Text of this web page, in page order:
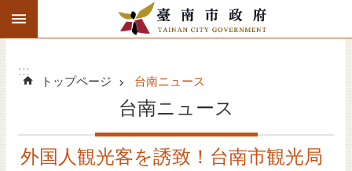
メインのコンテンツブロックにジャンプする
検
な
台南ニュース
:::
トップページ 台南ニュース
台南ニュース
外国人観光客を誘致！台南市観光局